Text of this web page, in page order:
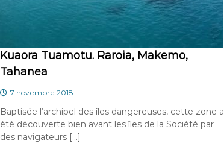
Kuaora Tuamotu. Raroia, Makemo,
Tahanea
7 novembre 2018
Baptisée l’archipel des îles dangereuses, cette zone a
été découverte bien avant les îles de la Société par
des navigateurs […]